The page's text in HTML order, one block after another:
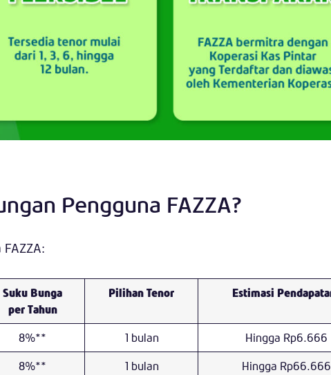
Pengguna FAZZA?
Suku Bunga
per Tahun
Pilihan Tenor Estimasi
8%** 1 bulan
Hingga Rp6.666
8%** 1 bulan
Hingga Rp66.666